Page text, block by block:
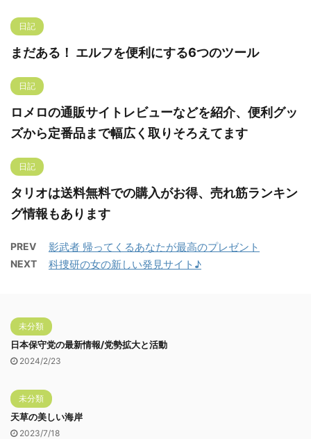
日記
まだある！ エルフを便利にする6つのツール
日記
ロメロの通販サイトレビューなどを紹介、便利グッ
ズから定番品まで幅広く取りそろえてます
日記
タリオは送料無料での購入がお得、売れ筋ランキン
グ情報もあります
PREV 影武者 帰ってくるあなたが最高のプレゼント
NEXT 科捜研の女の新しい発見サイト♪
未分類
日本保守党の最新情報/党勢拡大と活動
2024/2/23
未分類
天草の美しい海岸
2023/7/18